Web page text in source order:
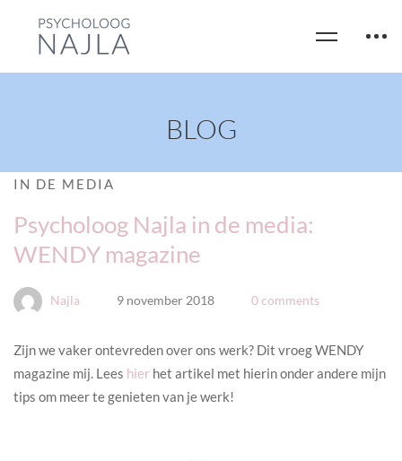
BLOG
IN DE MEDIA
Psycholoog Najla in de media:
WENDY magazine
Najla 9 november 2018 0 comments
Zijn we vaker ontevreden over ons werk? Dit vroeg WENDY
magazine mij. Lees hier het artikel met hierin onder andere mijn
tips om meer te genieten van je werk!